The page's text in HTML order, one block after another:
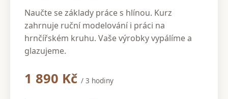
Naučte se základy práce s hlínou. Kurz
zahrnuje ruční modelování i práci na
hrnčířském kruhu. Vaše výrobky vypálíme a
glazujeme.
1 890 Kč / 3 hodiny